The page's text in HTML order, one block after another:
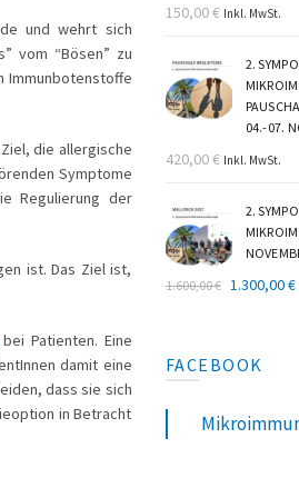
und wehrt sich
vom “Bösen” zu
Immunbotenstoffe
die allergische
Symptome
Regulierung der
ist. Das Ziel ist,
bei Patienten. Eine
damit eine
dass sie sich
in Betracht
150,00€ Inkl. MwSt.
2.
04.-07.
420,00€ Inkl. MwSt.
2.
1.600,00€
1.600,00 €
1.300,00€
FACEBOOK